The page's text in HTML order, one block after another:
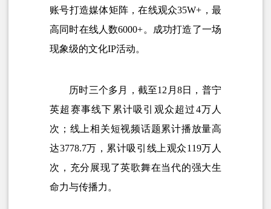
账号打造媒体矩阵，在线观众35W+，最
高同时在线人数6000+。成功打造了一场
现象级的文化IP活动。
历时三个多月，截至12月8日，普宁
英超赛事线下累计吸引观众超过4万人
次；线上相关短视频话题累计播放量高
达3778.7万，累计吸引线上观众119万人
次，充分展现了英歌舞在当代的强大生
命力与传播力。